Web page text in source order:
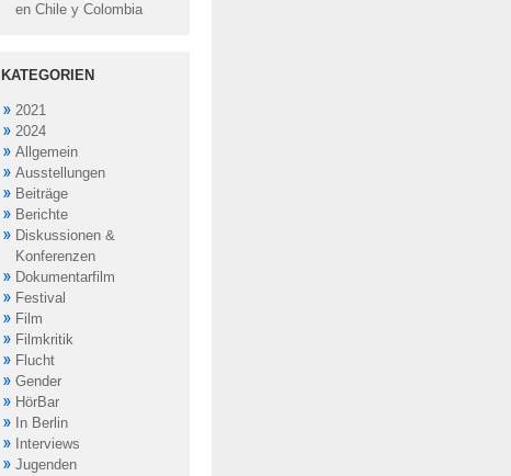
en Chile y Colombia
KATEGORIEN
2021
2024
Allgemein
Ausstellungen
Beiträge
Berichte
Diskussionen &
Konferenzen
Dokumentarfilm
Festival
Film
Filmkritik
Flucht
Gender
HörBar
In Berlin
Interviews
Jugenden